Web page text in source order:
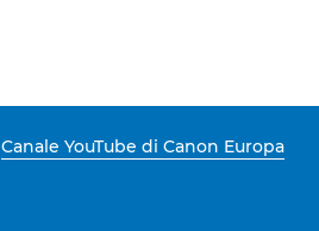
Canale YouTube di Canon Europa